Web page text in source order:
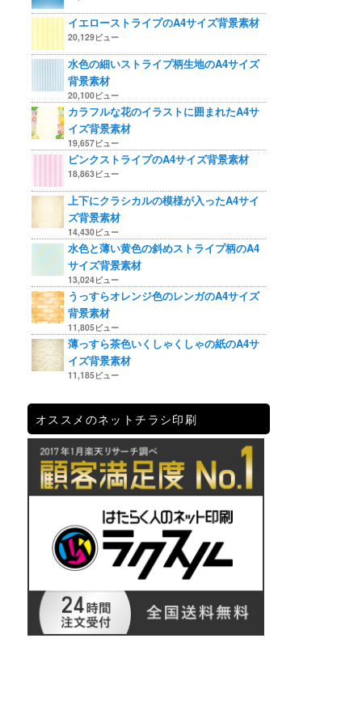
イエローストライプのA4サイズ背景素材
20,129ビュー
水色の細いストライプ柄生地のA4サイズ
背景素材
20,100ビュー
カラフルな花のイラストに囲まれたA4サ
イズ背景素材
19,657ビュー
ピンクストライプのA4サイズ背景素材
18,863ビュー
上下にクラシカルの模様が入ったA4サイ
ズ背景素材
14,430ビュー
水色と薄い黄色の斜めストライプ柄のA4
サイズ背景素材
13,024ビュー
うっすらオレンジ色のレンガのA4サイズ
背景素材
11,805ビュー
薄っすら茶色いくしゃくしゃの紙のA4サ
イズ背景素材
11,185ビュー
オススメのネットチラシ印刷